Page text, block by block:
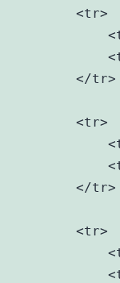
        <tr>
        </tr>
        <tr>
        </tr>
        <tr>